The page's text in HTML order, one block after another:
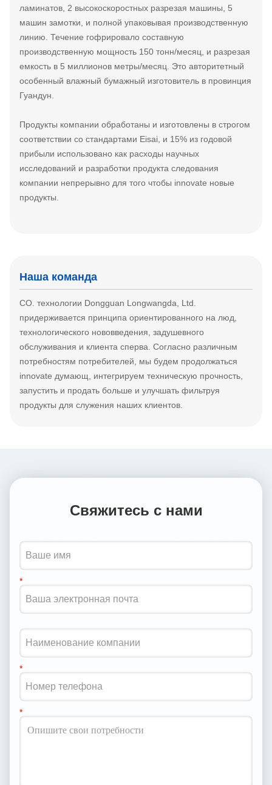
ламинатов, 2 высокоскоростных разрезая машины, 5
машин замотки, и полной упаковывая производственную
линию. Течение гофрировало составную
производственную мощность 150 тонн/месяц, и разрезая
емкость в 5 миллионов метры/месяц. Это авторитетный
особенный влажный бумажный изготовитель в провинция
Гуандун.
Продукты компании обработаны и изготовлены в строгом
соответствии со стандартами Eisai, и 15% из годовой
прибыли использовано как расходы научных
исследований и разработки продукта следования
компании непрерывно для того чтобы innovate новые
продукты.
Наша команда
CO. технологии Dongguan Longwangda, Ltd.
придерживается принципа ориентированного на люд,
технологического нововведения, задушевного
обслуживания и клиента сперва. Согласно различным
потребностям потребителей, мы будем продолжаться
innovate думающ, интегрируем техническую прочность,
запустить и продать больше и улучшать фильтруя
продукты для служения наших клиентов.
Свяжитесь с нами